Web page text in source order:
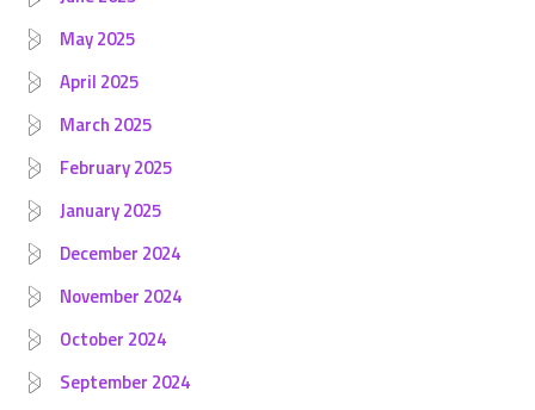
May 2025
April 2025
March 2025
February 2025
January 2025
December 2024
November 2024
October 2024
September 2024